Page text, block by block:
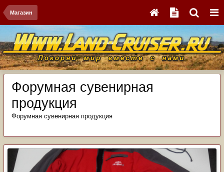
Магазин
Форумная сувенирная
продукция
Форумная сувенирная продукция